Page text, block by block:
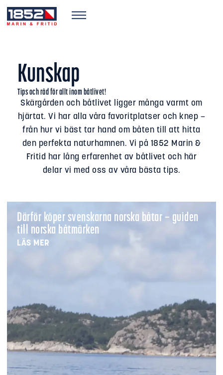
Kunskap
Tips och råd för allt inom båtlivet!
Skärgården och båtlivet ligger många varmt om
hjärtat. Vi har alla våra favoritplatser och knep –
från hur vi bäst tar hand om båten till att hitta
den perfekta naturhamnen. Vi på 1852 Marin &
Fritid har lång erfarenhet av båtlivet och här
delar vi med oss av våra bästa tips.
Därför köper svenskarna norska båtar – guiden
till norska båtmärken
LÄS MER